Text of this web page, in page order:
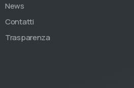
News
Contatti
Trasparenza